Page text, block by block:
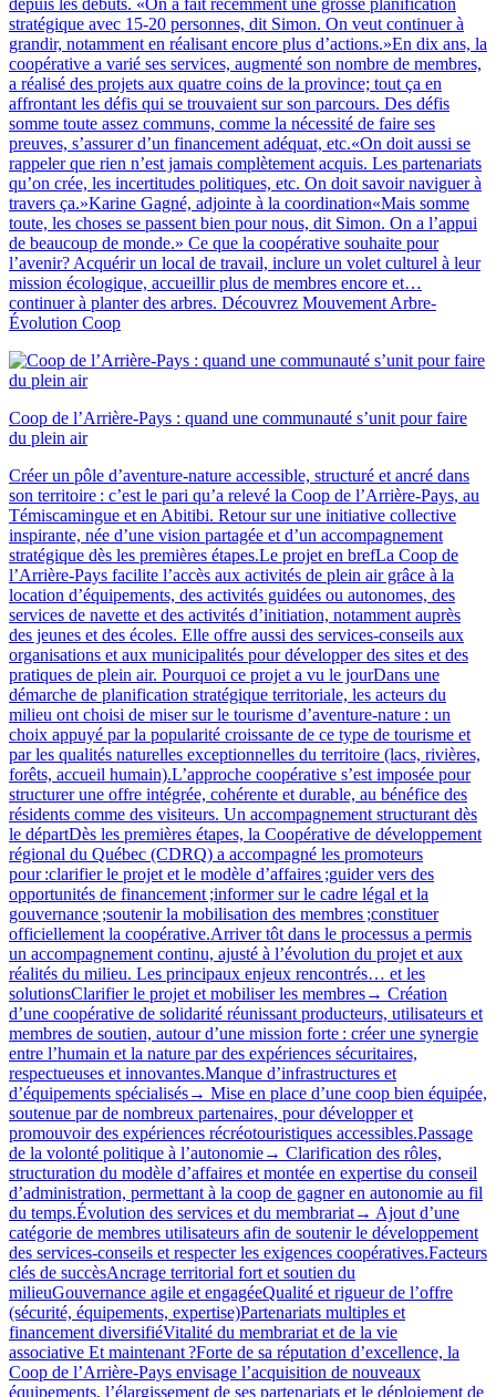
depuis les débuts. «On a fait récemment une grosse planification
stratégique avec 15-20 personnes, dit Simon. On veut continuer à
grandir, notamment en réalisant encore plus d’actions.»En dix ans, la
coopérative a varié ses services, augmenté son nombre de membres,
a réalisé des projets aux quatre coins de la province; tout ça en
affrontant les défis qui se trouvaient sur son parcours. Des défis
somme toute assez communs, comme la nécessité de faire ses
preuves, s’assurer d’un financement adéquat, etc.«On doit aussi se
rappeler que rien n’est jamais complètement acquis. Les partenariats
qu’on crée, les incertitudes politiques, etc. On doit savoir naviguer à
travers ça.»Karine Gagné, adjointe à la coordination«Mais somme
toute, les choses se passent bien pour nous, dit Simon. On a l’appui
de beaucoup de monde.» Ce que la coopérative souhaite pour
l’avenir? Acquérir un local de travail, inclure un volet culturel à leur
mission écologique, accueillir plus de membres encore et…
continuer à planter des arbres. Découvrez Mouvement Arbre-
Évolution Coop
Coop de l’Arrière-Pays : quand une communauté s’unit pour faire
du plein air
Créer un pôle d’aventure-nature accessible, structuré et ancré dans
son territoire : c’est le pari qu’a relevé la Coop de l’Arrière-Pays, au
Témiscamingue et en Abitibi. Retour sur une initiative collective
inspirante, née d’une vision partagée et d’un accompagnement
stratégique dès les premières étapes.Le projet en brefLa Coop de
l’Arrière-Pays facilite l’accès aux activités de plein air grâce à la
location d’équipements, des activités guidées ou autonomes, des
services de navette et des activités d’initiation, notamment auprès
des jeunes et des écoles. Elle offre aussi des services‑conseils aux
organisations et aux municipalités pour développer des sites et des
pratiques de plein air. Pourquoi ce projet a vu le jourDans une
démarche de planification stratégique territoriale, les acteurs du
milieu ont choisi de miser sur le tourisme d’aventure‑nature : un
choix appuyé par la popularité croissante de ce type de tourisme et
par les qualités naturelles exceptionnelles du territoire (lacs, rivières,
forêts, accueil humain).L’approche coopérative s’est imposée pour
structurer une offre intégrée, cohérente et durable, au bénéfice des
résidents comme des visiteurs. Un accompagnement structurant dès
le départDès les premières étapes, la Coopérative de développement
régional du Québec (CDRQ) a accompagné les promoteurs
pour :clarifier le projet et le modèle d’affaires ;guider vers des
opportunités de financement ;informer sur le cadre légal et la
gouvernance ;soutenir la mobilisation des membres ;constituer
officiellement la coopérative.Arriver tôt dans le processus a permis
un accompagnement continu, ajusté à l’évolution du projet et aux
réalités du milieu. Les principaux enjeux rencontrés… et les
solutionsClarifier le projet et mobiliser les membres→ Création
d’une coopérative de solidarité réunissant producteurs, utilisateurs et
membres de soutien, autour d’une mission forte : créer une synergie
entre l’humain et la nature par des expériences sécuritaires,
respectueuses et innovantes.Manque d’infrastructures et
d’équipements spécialisés→ Mise en place d’une coop bien équipée,
soutenue par de nombreux partenaires, pour développer et
promouvoir des expériences récréotouristiques accessibles.Passage
de la volonté politique à l’autonomie→ Clarification des rôles,
structuration du modèle d’affaires et montée en expertise du conseil
d’administration, permettant à la coop de gagner en autonomie au fil
du temps.Évolution des services et du membrariat→ Ajout d’une
catégorie de membres utilisateurs afin de soutenir le développement
des services‑conseils et respecter les exigences coopératives.Facteurs
clés de succèsAncrage territorial fort et soutien du
milieuGouvernance agile et engagéeQualité et rigueur de l’offre
(sécurité, équipements, expertise)Partenariats multiples et
financement diversifiéVitalité du membrariat et de la vie
associative Et maintenant ?Forte de sa réputation d’excellence, la
Coop de l’Arrière-Pays envisage l’acquisition de nouveaux
équipements, l’élargissement de ses partenariats et le déploiement de